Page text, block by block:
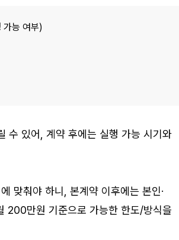
가능 여부)
수 있어, 계약 후에는 실행 가능 시기와
맞춰야 하니, 본계약 이후에는 본인·
200만원 기준으로 가능한 한도/방식을